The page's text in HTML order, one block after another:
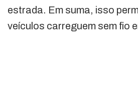
estrada. Em suma, isso
veículos carreguem sem fio